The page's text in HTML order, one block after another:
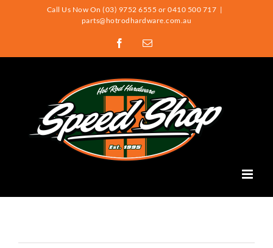
Call Us Now On (03) 9752 6555 or 0410 500 717 |
parts@hotrodhardware.com.au
FacebookEmail